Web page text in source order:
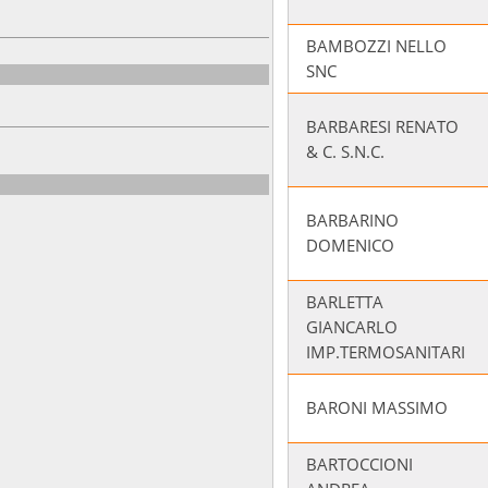
BAMBOZZI NELLO
SNC
BARBARESI RENATO
& C. S.N.C.
BARBARINO
DOMENICO
BARLETTA
GIANCARLO
IMP.TERMOSANITARI
BARONI MASSIMO
BARTOCCIONI